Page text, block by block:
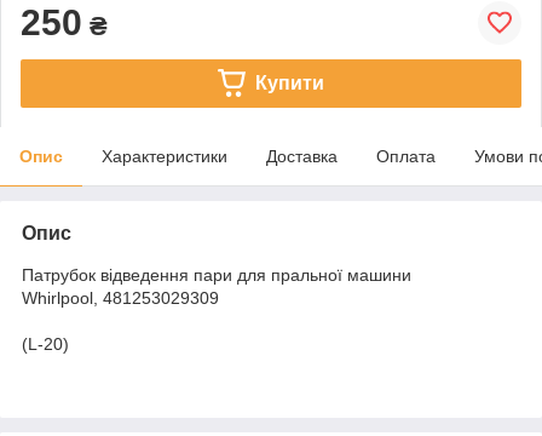
250 ₴
Купити
Опис Характеристики Доставка Оплата Умови
Опис
Патрубок відведення пари для пральної машини
Whirlpool, 481253029309
(L-20)